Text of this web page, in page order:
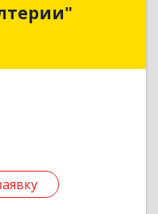
обл, Камышлов г,